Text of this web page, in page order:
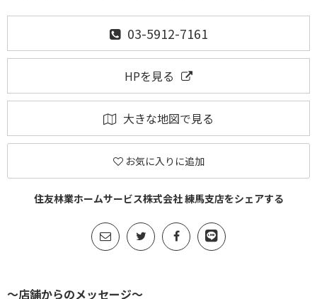
03-5912-7161
HPを見る
大きな地図で見る
お気に入りに追加
住友林業ホームサービス株式会社 練馬支店をシェアする
～店舗からのメッセージ～